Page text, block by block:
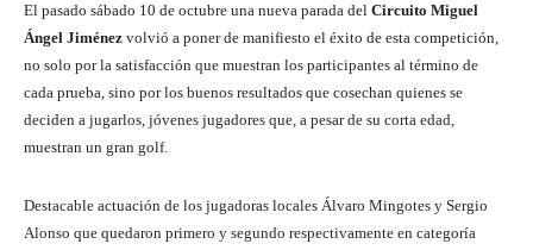
El pasado sábado 10 de octubre una nueva parada del Circuito Miguel
Ángel Jiménez volvió a poner de manifiesto el éxito de esta competición,
no solo por la satisfacción que muestran los participantes al término de
cada prueba, sino por los buenos resultados que cosechan quienes se
deciden a jugarlos, jóvenes jugadores que, a pesar de su corta edad,
muestran un gran golf.
Destacable actuación de los jugadoras locales Álvaro Mingotes y Sergio
Alonso que quedaron primero y segundo respectivamente en categoría